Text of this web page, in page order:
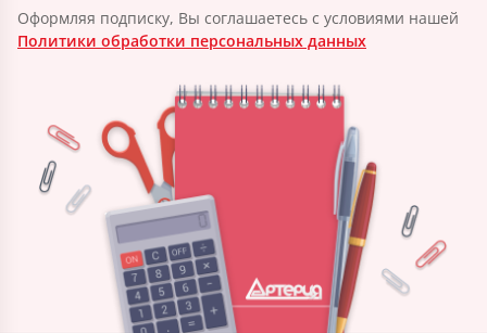
Оформляя подписку, Вы соглашаетесь с условиями нашей
Политики обработки персональных данных